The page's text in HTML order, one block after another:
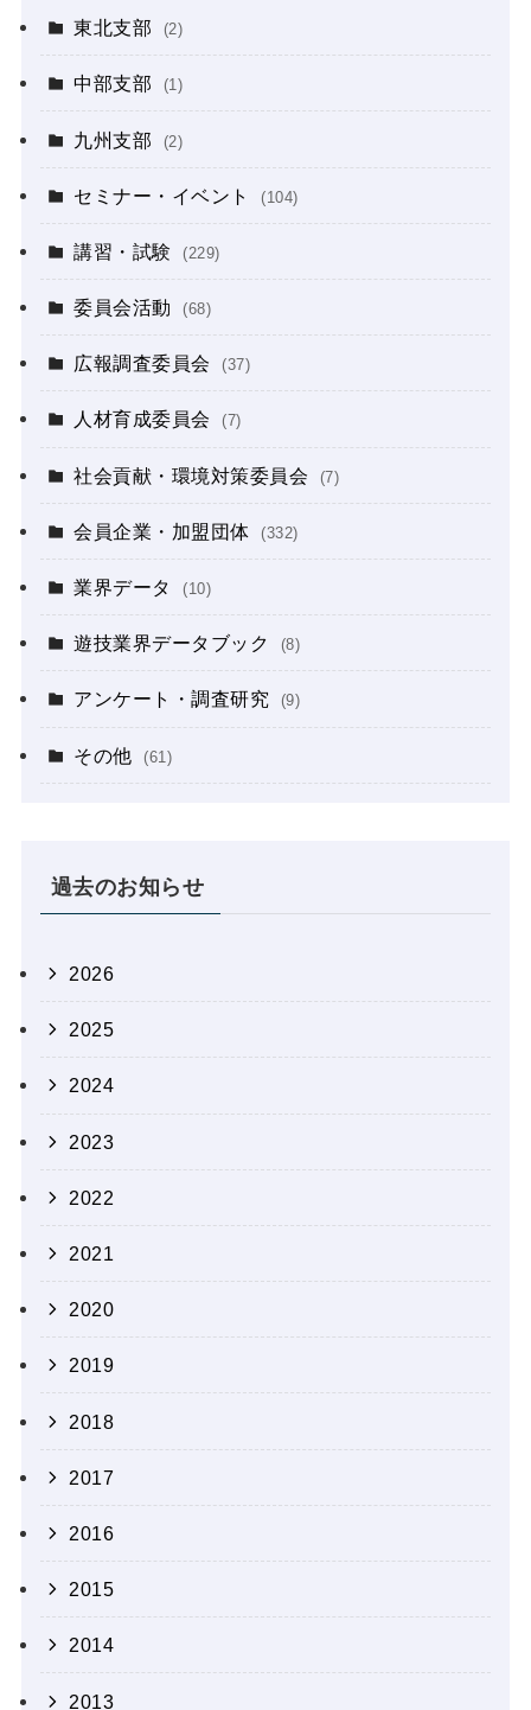
東北支部 (2)
中部支部 (1)
九州支部 (2)
セミナー・イベント (104)
講習・試験 (229)
委員会活動 (68)
広報調査委員会 (37)
人材育成委員会 (7)
社会貢献・環境対策委員会 (7)
会員企業・加盟団体 (332)
業界データ (10)
遊技業界データブック (8)
アンケート・調査研究 (9)
その他 (61)
過去のお知らせ
2026
2025
2024
2023
2022
2021
2020
2019
2018
2017
2016
2015
2014
2013